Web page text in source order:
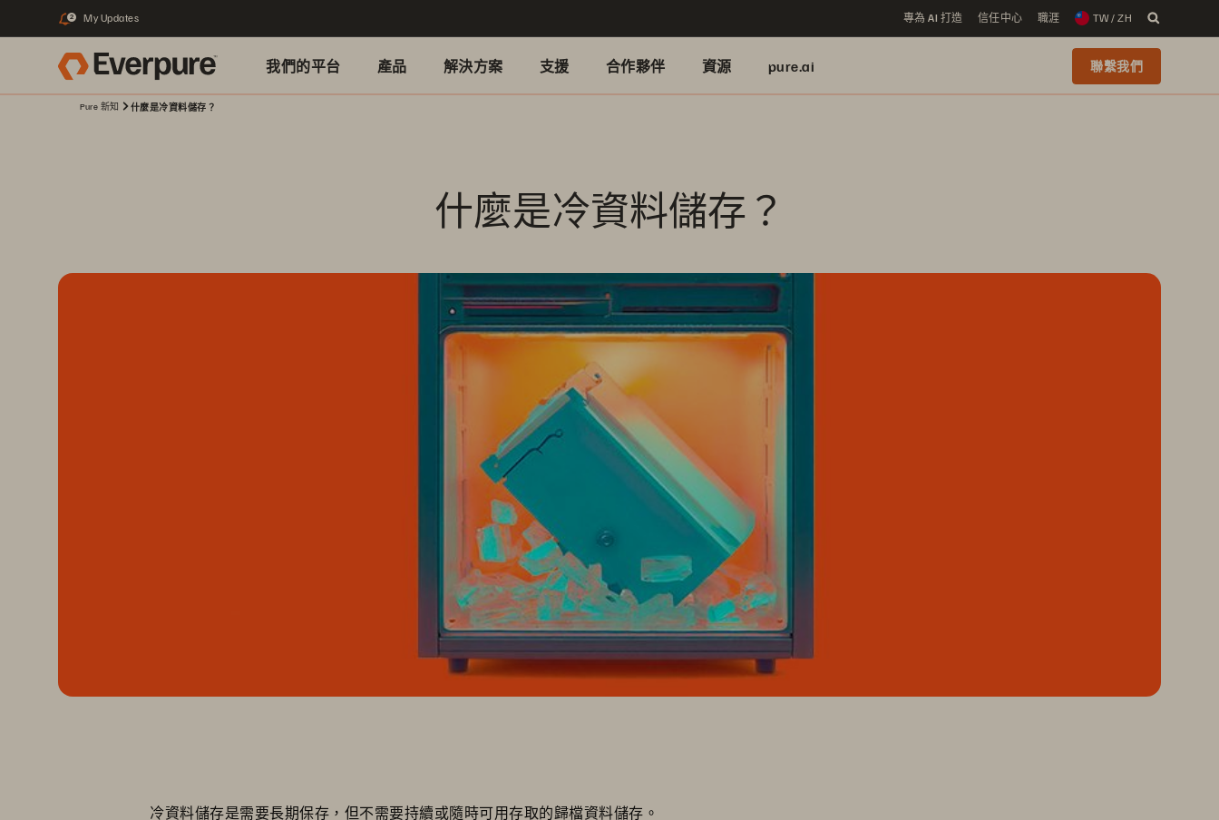
2 My Updates 專為 AI 打造 信任中心 職涯 TW / ZH
我們的平台 產品 解決方案 支援 合作夥伴 資源 pure.ai 聯繫我們
Pure 新知 什麼是冷資料儲存？
什麼是冷資料儲存？
冷資料儲存是需要長期保存，但不需要持續或隨時可用存取的歸檔資料儲存。